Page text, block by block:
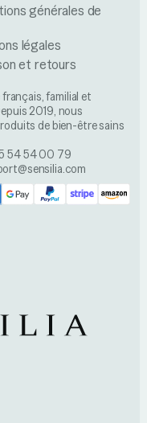
générales de
légales
et retours
familial et
2019, nous
de bien-être sains
54 54 00 79